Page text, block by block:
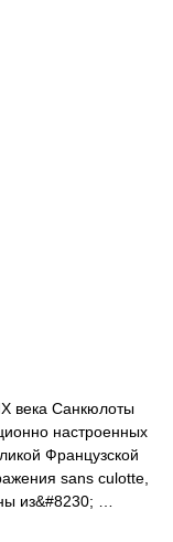
века Санкюлоты
настроенных
Французской
sans culotte,
из&#8230; …